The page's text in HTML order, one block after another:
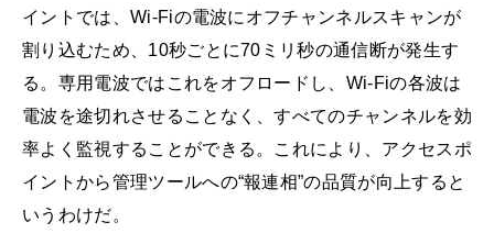
イントでは、Wi-Fiの電波にオフチャンネルスキャンが
割り込むため、10秒ごとに70ミリ秒の通信断が発生す
る。専用電波ではこれをオフロードし、Wi-Fiの各波は
電波を途切れさせることなく、すべてのチャンネルを効
率よく監視することができる。これにより、アクセスポ
イントから管理ツールへの“報連相”の品質が向上すると
いうわけだ。